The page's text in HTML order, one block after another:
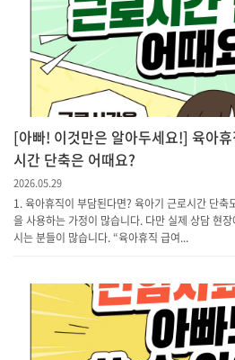
[아빠! 이것만은 알아두세요!] 육아
시간 단축은 어때요?
2026.05.29
1. 육아휴직이 부담된다면? 육아기 근로시간 단축
을 사용하는 가정이 많습니다. 다만 실제 상담 현
시는 분들이 많습니다. “육아휴직 급여...